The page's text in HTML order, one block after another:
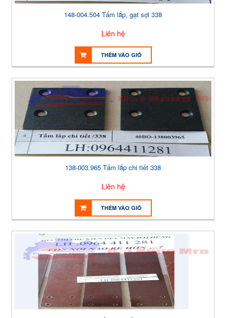
148-004.504 Tấm lắp, gạt sợi 338
Liên hệ
THÊM VÀO GIỎ
138-003.965 Tấm lắp chi tiết 338
Liên hệ
THÊM VÀO GIỎ